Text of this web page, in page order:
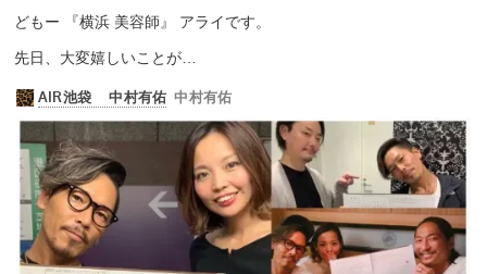
どもー 『横浜 美容師』 アライです。
先日、大変嬉しいことが…